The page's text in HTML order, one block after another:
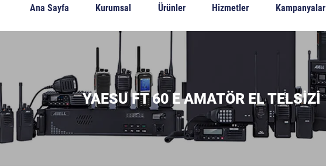
Ana Sayfa Kurumsal Ürünler Hizmetler Kampanyalar
YAESU FT 60 E AMATÖR EL TELSIZI